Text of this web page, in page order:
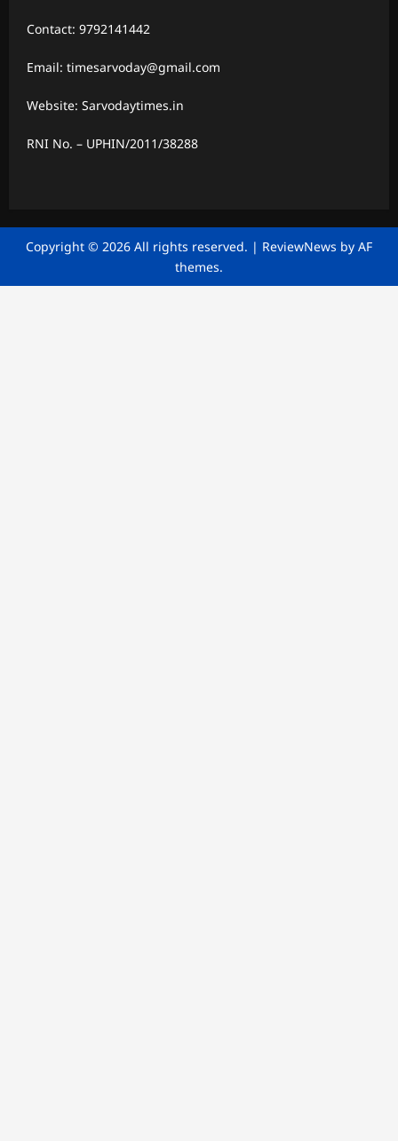
Contact: 9792141442
Email: timesarvoday@gmail.com
Website: Sarvodaytimes.in
RNI No. – UPHIN/2011/38288
Copyright © 2026 All rights reserved. | ReviewNews by AF
themes.